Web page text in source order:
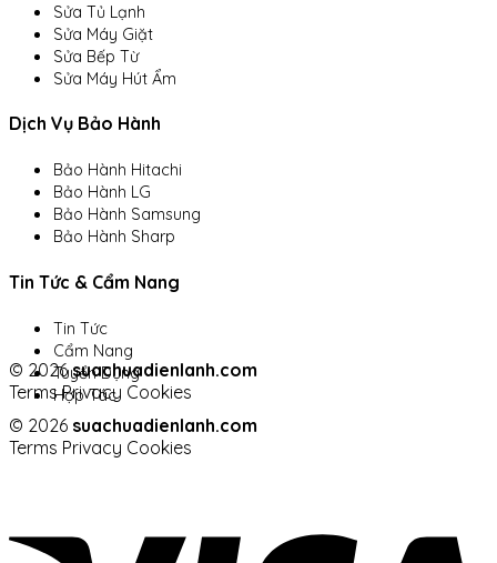
Sửa Tủ Lạnh
Sửa Máy Giặt
Sửa Bếp Từ
Sửa Máy Hút Ẩm
Dịch Vụ Bảo Hành
Bảo Hành Hitachi
Bảo Hành LG
Bảo Hành Samsung
Bảo Hành Sharp
Tin Tức & Cẩm Nang
Tin Tức
Cẩm Nang
Tuyển Dụng
Hợp Tác
© 2026suachuadienlanh.com
Terms Privacy Cookies
© 2026 suachuadienlanh.com
Terms Privacy Cookies